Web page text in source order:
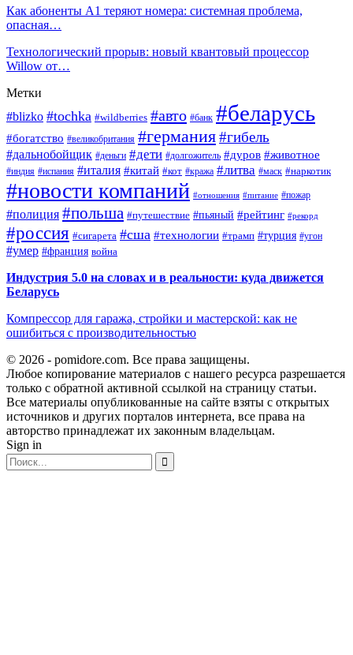
Как абоненты A1 теряют номера: системная проблема,
опасная…
Технологический прорыв: новый квантовый процессор
Willow от…
Метки
#blizko #tochka #wildberries #авто #банк #беларусь
#богатство #великобритания #германия#гибель
#дальнобойщик #деньги #дети #долгожитель #дуров #животное
#индия #испания #италия #китай #кот #кража #литва #маск #наркотик
#новости компаний #отношения #питание #пожар
#полиция #польша #путешествие #пьяный #рейтинг #рекорд
#россия #сигарета #сша #технологии #трамп #турция #угон
#умер #франция война
Индустрия 5.0 на словах и в реальности: куда движется
Беларусь
Компрессор для гаража, стройки и мастерской: как не
ошибиться с производительностью
© 2026 - pomidore.com. Все права защищены.
Любое копирование материалов с нашего ресурса разрешается
только с обратной активной ссылкой на страницу статьи.
Все материалы опубликованные на сайте взяты с открытых
источников и других порталов интернета, все права на
авторство принадлежат их законным владельцам.
Sign in